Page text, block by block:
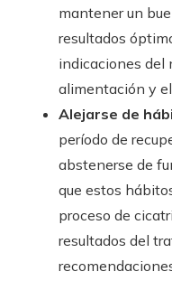
mantener un
resultados
indicaciones del
alimentación y
Alejarse de
período de
abstenerse de
que estos
proceso de
resultados del